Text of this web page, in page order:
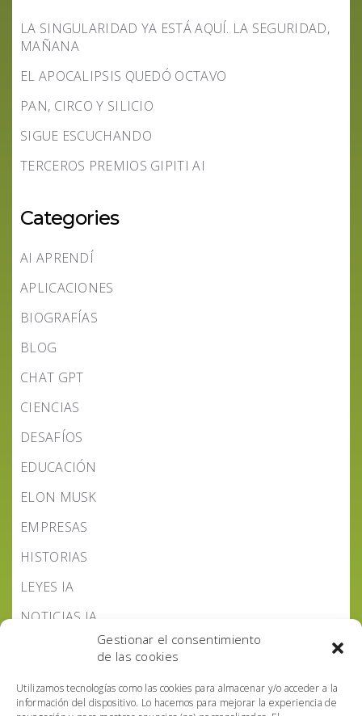
Gestionar el consentimiento
de las cookies
Utilizamos tecnologías como las cookies para almacenar y/o acceder a la
información del dispositivo. Lo hacemos para mejorar la experiencia de
LA SINGULARIDAD YA ESTÁ AQUÍ. LA SEGURIDAD,
MAÑANA
EL APOCALIPSIS QUEDÓ OCTAVO
PAN, CIRCO Y SILICIO
SIGUE ESCUCHANDO
TERCEROS PREMIOS GIPITI AI
Categories
AI APRENDÍ
APLICACIONES
BIOGRAFÍAS
BLOG
CHAT GPT
CIENCIAS
DESAFÍOS
EDUCACIÓN
ELON MUSK
EMPRESAS
HISTORIAS
LEYES IA
NOTICIAS IA
PODCAST IA HOY